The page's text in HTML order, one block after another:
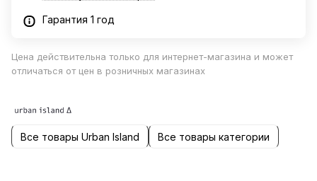
Гарантия 1 год
Цена действительна только для интернет-магазина и может
отличаться от цен в розничных магазинах
Все товары Urban Island Все товары категории